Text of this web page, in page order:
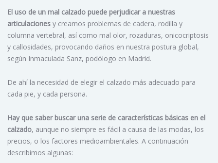
El uso de un mal calzado puede perjudicar a nuestras
articulaciones y crearnos problemas de cadera, rodilla y
columna vertebral, así como mal olor, rozaduras, onicocriptosis
y callosidades, provocando daños en nuestra postura global,
según Inmaculada Sanz, podólogo en Madrid.
De ahí la necesidad de elegir el calzado más adecuado para
cada pie, y cada persona.
Hay que saber buscar una serie de características básicas en el
calzado, aunque no siempre es fácil a causa de las modas, los
precios, o los factores medioambientales. A continuación
describimos algunas: